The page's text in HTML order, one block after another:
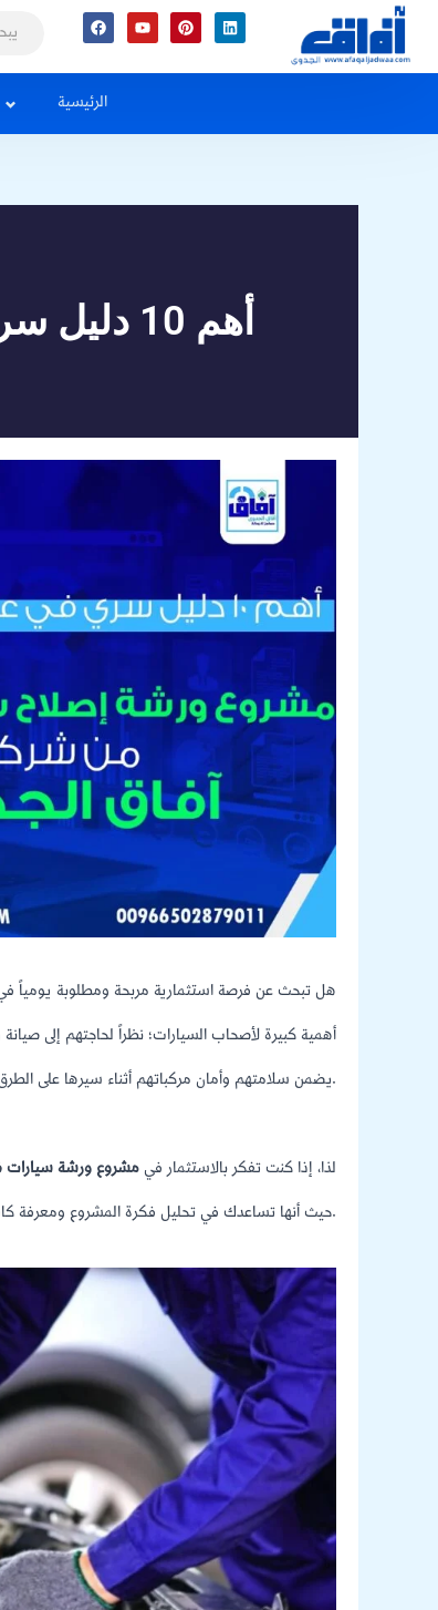
الرئيسية
أهم 10 دليل سري في عام 2025: مشروع ورشة إصلاح السيارات ناجح
هل تبحث عن فرصة استثمارية مربحة ومطلوبة يومياً
أهمية كبيرة لأصحاب السيارات؛ نظراً لحاجتهم إلى
يضمن سلامتهم وأمان مركباتهم أثناء سيرها على الطرق.
لذا، إذا كنت تفكر بالاستثمار فيمشروع ورشة سيارات
حيث أنها تساعدك في تحليل فكرة المشروع ومعرفة كافة احتياجات ومتطلبات وتكاليف المشروع، وكذلك معرفة أرباح وعوائد المشروع.